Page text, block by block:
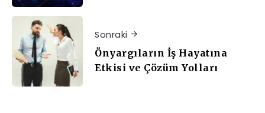
Sonraki
Önyargıların İş Hayatına
Etkisi ve Çözüm Yolları